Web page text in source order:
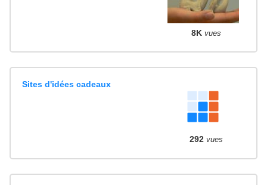
8K vues
Sites d'idées cadeaux
292 vues